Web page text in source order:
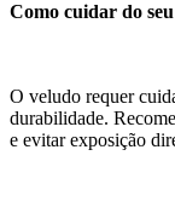
Como cuidar do
O veludo requer
durabilidade.
e evitar exposição